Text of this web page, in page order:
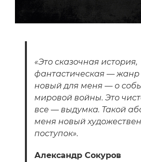
«Это сказочная история,
фантастическая —
новый для меня — о
мировой войны. Это
все — выдумка. Такой
меня новый
поступок».
Александр Сокуров